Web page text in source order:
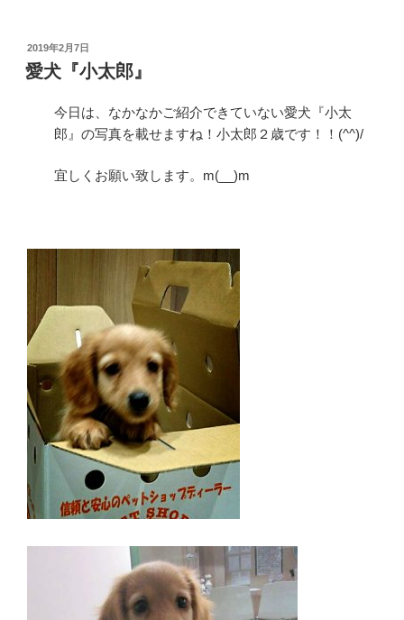
投
稿
日:
2019年2月7日
愛犬『小太郎』
今日は、なかなかご紹介できていない愛犬『小太
郎』の写真を載せますね！小太郎２歳です！！(^^)/
宜しくお願い致します。m(__)m